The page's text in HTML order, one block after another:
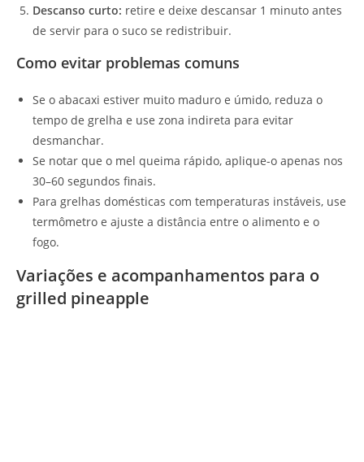
Descanso curto: retire e deixe descansar 1 minuto antes
de servir para o suco se redistribuir.
Como evitar problemas comuns
Se o abacaxi estiver muito maduro e úmido, reduza o
tempo de grelha e use zona indireta para evitar
desmanchar.
Se notar que o mel queima rápido, aplique-o apenas nos
30–60 segundos finais.
Para grelhas domésticas com temperaturas instáveis, use
termômetro e ajuste a distância entre o alimento e o
fogo.
Variações e acompanhamentos para o
grilled pineapple